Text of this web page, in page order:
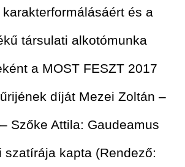
és a
társulati alkotómunka
a MOST FESZT 2017
díját Mezei Zoltán –
Szőke Attila: Gaudeamus
szatírája kapta (Rendező: